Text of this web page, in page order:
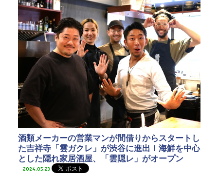
酒類メーカーの営業マンが間借りからスタートし
た吉祥寺「雲ガクレ」が渋谷に進出！海鮮を中心
とした隠れ家居酒屋、「雲隠レ」がオープン
2024.05.23